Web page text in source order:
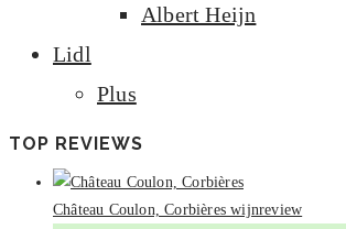
Albert Heijn
Lidl
Plus
TOP REVIEWS
Château Coulon, Corbières wijnreview